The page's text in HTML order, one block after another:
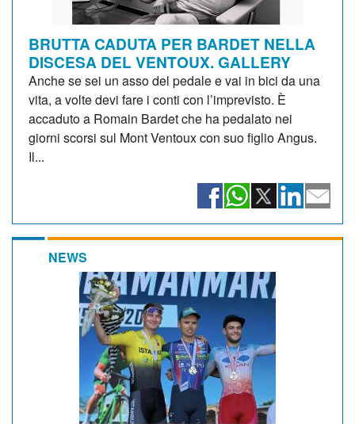
BRUTTA CADUTA PER BARDET NELLA
DISCESA DEL VENTOUX. GALLERY
Anche se sei un asso del pedale e vai in bici da una
vita, a volte devi fare i conti con l’imprevisto. È
accaduto a Romain Bardet che ha pedalato nei
giorni scorsi sul Mont Ventoux con suo figlio Angus.
Il...
NEWS